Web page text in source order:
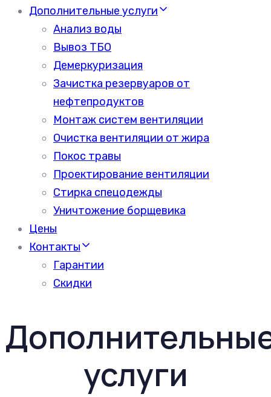
Дополнительные услуги
Анализ воды
Вывоз ТБО
Демеркуризация
Зачистка резервуаров от
нефтепродуктов
Монтаж систем вентиляции
Очистка вентиляции от жира
Покос травы
Проектирование вентиляции
Стирка спецодежды
Уничтожение борщевика
Цены
Контакты
Гарантии
Скидки
услуги